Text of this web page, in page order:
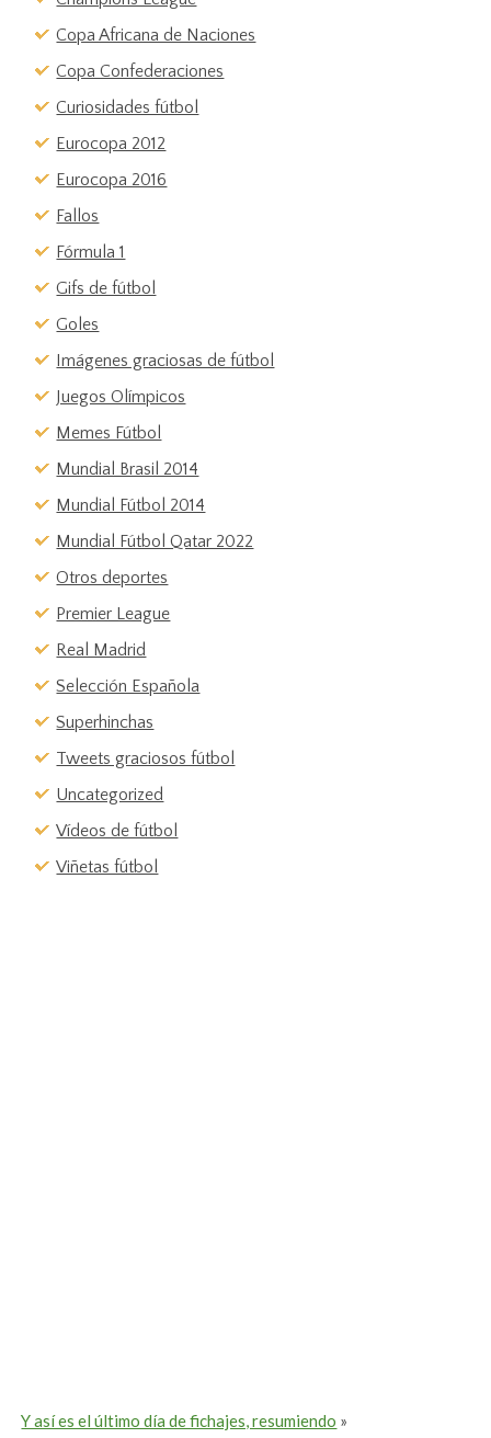
Copa Africana de Naciones
Copa Confederaciones
Curiosidades fútbol
Eurocopa 2012
Eurocopa 2016
Fallos
Fórmula 1
Gifs de fútbol
Goles
Imágenes graciosas de fútbol
Juegos Olímpicos
Memes Fútbol
Mundial Brasil 2014
Mundial Fútbol 2014
Mundial Fútbol Qatar 2022
Otros deportes
Premier League
Real Madrid
Selección Española
Superhinchas
Tweets graciosos fútbol
Uncategorized
Vídeos de fútbol
Viñetas fútbol
Y así es el último día de fichajes, resumiendo »